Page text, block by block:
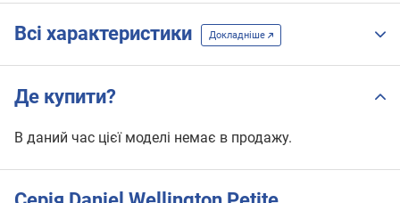
Всі характеристики Докладніше
Де купити?
В даний час цієї моделі немає в продажу.